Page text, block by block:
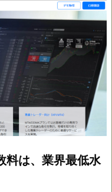
料は、業界最低水